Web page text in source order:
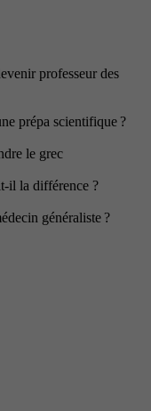
professeur des
prépa scientifique ?
le grec
il la différence ?
généraliste ?